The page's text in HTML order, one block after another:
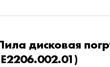
дисковая